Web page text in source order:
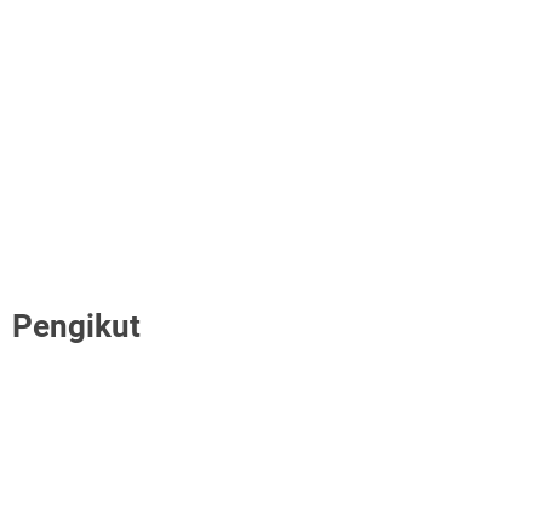
Pengikut